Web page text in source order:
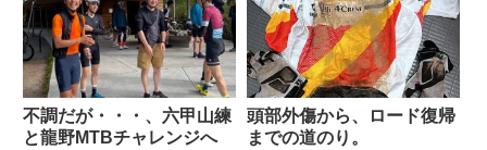
不調だが・・・、六甲山練
と龍野MTBチャレンジへ
頭部外傷から、ロード復帰
までの道のり。